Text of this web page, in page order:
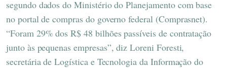
segundo dados do Ministério do Planejamento com base
no portal de compras do governo federal (Comprasnet).
“Foram 29% dos R$ 48 bilhões passíveis de contratação
junto às pequenas empresas”, diz Loreni Foresti,
secretária de Logística e Tecnologia da Informação do